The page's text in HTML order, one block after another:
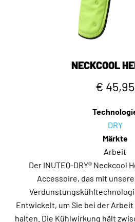
NECKCOOL
€ 45,95
DRY
Märkte
Arbeit
Der INUTEQ-DRY® Neckcool
Accessoire, das mit
Entwickelt, um Sie bei der
halten. Die Kühlwirkung hält